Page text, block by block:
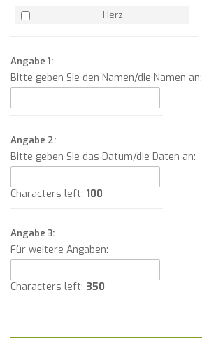
Herz
Angabe 1:
Bitte geben Sie den Namen/die Namen an:
Angabe 2:
Bitte geben Sie das Datum/die Daten an:
Characters left: 100
Angabe 3:
Für weitere Angaben:
Characters left: 350